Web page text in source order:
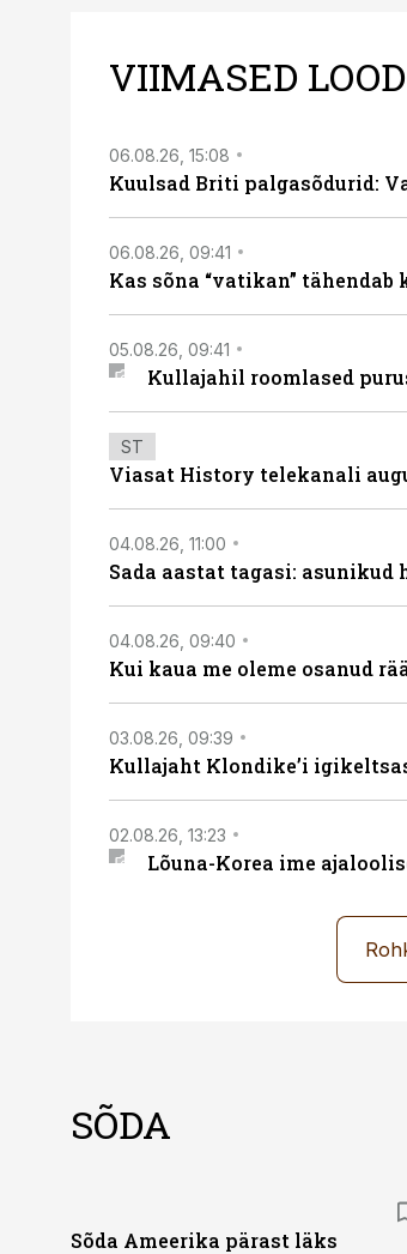
VIIMASED LOOD
06.08.26, 15:08
Kuulsad Briti palgasõdurid:
06.08.26, 09:41
Kas sõna “vatikan” tähendab
05.08.26, 09:41
Kullajahil roomlased
ST
Viasat History telekanali
04.08.26, 11:00
Sada aastat tagasi: asunikud
04.08.26, 09:40
Kui kaua me oleme osanud
03.08.26, 09:39
Kullajaht Klondike’i
02.08.26, 13:23
Lõuna-Korea ime
SÕDA
Sõda Ameerika pärast läks